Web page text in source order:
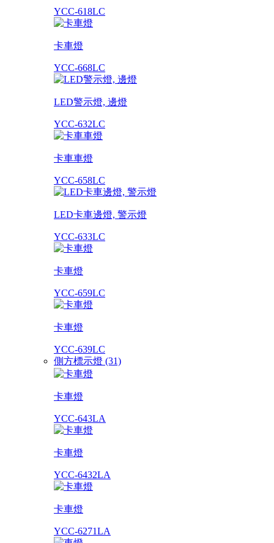
YCC-618LC
卡車燈
YCC-668LC
LED警示燈, 邊燈
YCC-632LC
卡車車燈
YCC-658LC
LED卡車邊燈, 警示燈
YCC-633LC
卡車燈
YCC-659LC
卡車燈
YCC-639LC
側方標示燈 (31)
卡車燈
YCC-643LA
卡車燈
YCC-6432LA
卡車燈
YCC-6271LA